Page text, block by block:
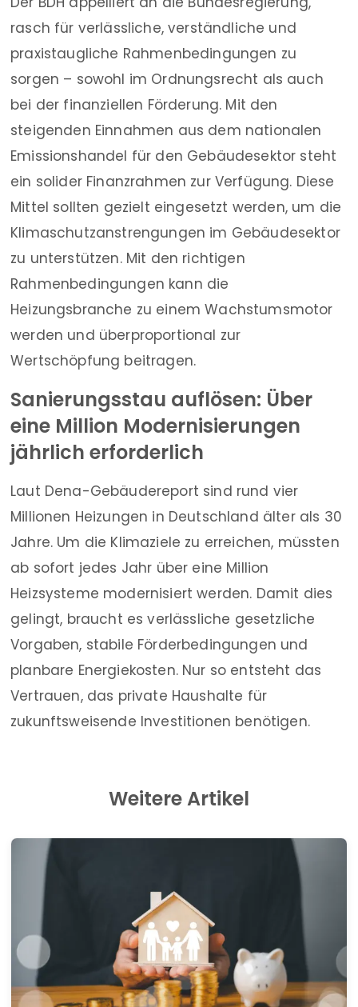
rasch für verlässliche, verständliche und
praxistaugliche Rahmenbedingungen zu
sorgen – sowohl im Ordnungsrecht als auch
bei der finanziellen Förderung. Mit den
steigenden Einnahmen aus dem nationalen
Emissionshandel für den Gebäudesektor steht
ein solider Finanzrahmen zur Verfügung. Diese
Mittel sollten gezielt eingesetzt werden, um die
Klimaschutzanstrengungen im Gebäudesektor
zu unterstützen. Mit den richtigen
Rahmenbedingungen kann die
Heizungsbranche zu einem Wachstumsmotor
werden und überproportional zur
Wertschöpfung beitragen.
Sanierungsstau auflösen: Über
eine Million Modernisierungen
jährlich erforderlich
Laut Dena-Gebäudereport sind rund vier
Millionen Heizungen in Deutschland älter als 30
Jahre. Um die Klimaziele zu erreichen, müssten
ab sofort jedes Jahr über eine Million
Heizsysteme modernisiert werden. Damit dies
gelingt, braucht es verlässliche gesetzliche
Vorgaben, stabile Förderbedingungen und
planbare Energiekosten. Nur so entsteht das
Vertrauen, das private Haushalte für
zukunftsweisende Investitionen benötigen.
Weitere Artikel